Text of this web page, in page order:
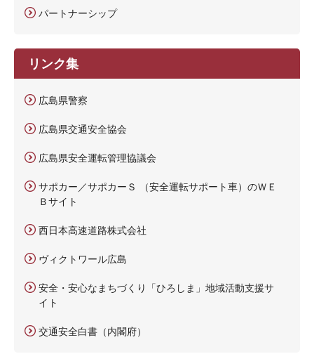
パートナーシップ
リンク集
広島県警察
広島県交通安全協会
広島県安全運転管理協議会
サポカー／サポカーＳ （安全運転サポート車）のＷＥ
Ｂサイト
西日本高速道路株式会社
ヴィクトワール広島
安全・安心なまちづくり「ひろしま」地域活動支援サ
イト
交通安全白書（内閣府）